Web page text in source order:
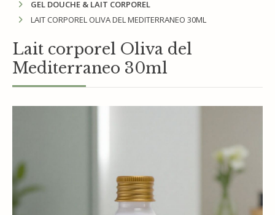
GEL DOUCHE & LAIT CORPOREL
LAIT CORPOREL OLIVA DEL MEDITERRANEO 30ML
Lait corporel Oliva del
Mediterraneo 30ml